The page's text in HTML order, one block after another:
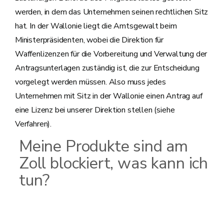
werden, in dem das Unternehmen seinen rechtlichen Sitz
hat. In der Wallonie liegt die Amtsgewalt beim
Ministerpräsidenten, wobei die Direktion für
Waffenlizenzen für die Vorbereitung und Verwaltung der
Antragsunterlagen zuständig ist, die zur Entscheidung
vorgelegt werden müssen. Also muss jedes
Unternehmen mit Sitz in der Wallonie einen Antrag auf
eine Lizenz bei unserer Direktion stellen (siehe
Verfahren).
Meine Produkte sind am
Zoll blockiert, was kann ich
tun?